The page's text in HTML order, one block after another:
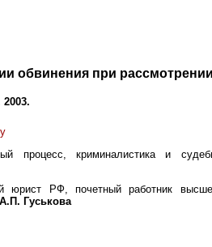
обвинения при
процесс, криминалистика и
юрист РФ, почетный работник
А.П. Гуськова